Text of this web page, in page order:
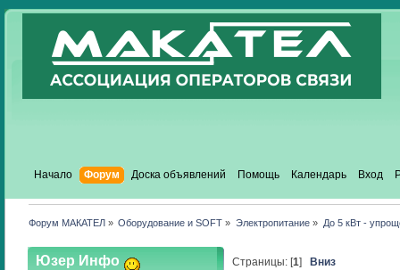
Начало Форум Доска объявлений Помощь Календарь Вход
Форум МАКАТЕЛ » Оборудование и SOFT » Электропитание » До 5 кВт -
Юзер Инфо Страницы: [1]Вниз